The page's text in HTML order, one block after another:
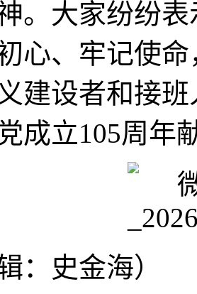
。大家纷纷
心、牢记使
建设者和接
成立105周年
：史金海）